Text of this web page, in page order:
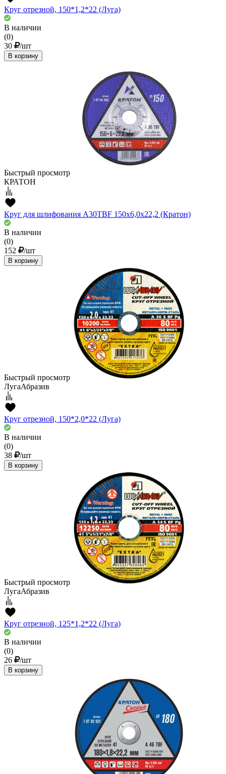
Круг отрезной, 150*1,2*22 (Луга)
В наличии
(0)
30
/шт
В корзину
Быстрый просмотр
КРАТОН
Круг для шлифования A30TBF 150х6,0х22,2 (Кратон)
В наличии
(0)
152
/шт
В корзину
Быстрый просмотр
ЛугаАбразив
Круг отрезной, 150*2,0*22 (Луга)
В наличии
(0)
38
/шт
В корзину
Быстрый просмотр
ЛугаАбразив
Круг отрезной, 125*1,2*22 (Луга)
В наличии
(0)
26
/шт
В корзину